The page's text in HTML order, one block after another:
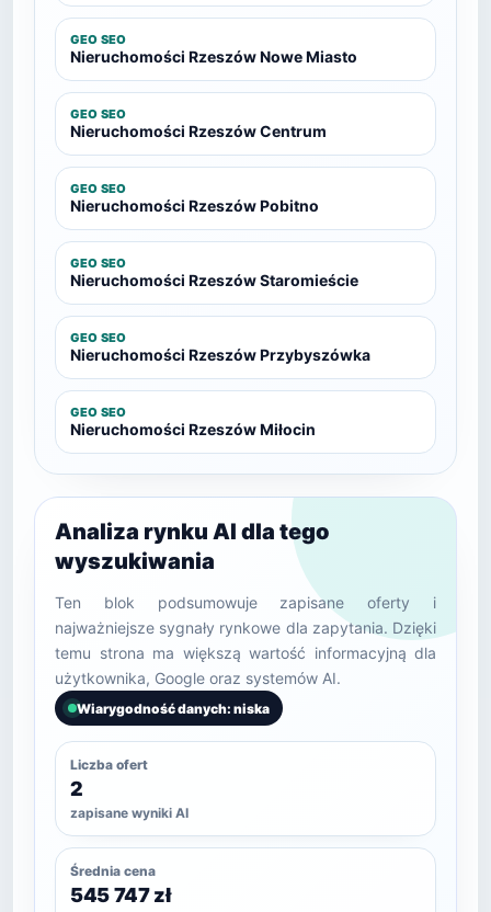
GEO SEO
Nieruchomości Rzeszów Nowe Miasto
GEO SEO
Nieruchomości Rzeszów Centrum
GEO SEO
Nieruchomości Rzeszów Pobitno
GEO SEO
Nieruchomości Rzeszów Staromieście
GEO SEO
Nieruchomości Rzeszów Przybyszówka
GEO SEO
Nieruchomości Rzeszów Miłocin
Analiza rynku AI dla tego
wyszukiwania
Ten blok podsumowuje zapisane oferty i
najważniejsze sygnały rynkowe dla zapytania. Dzięki
temu strona ma większą wartość informacyjną dla
użytkownika, Google oraz systemów AI.
Wiarygodność danych: niska
Liczba ofert
2
zapisane wyniki AI
Średnia cena
545 747 zł